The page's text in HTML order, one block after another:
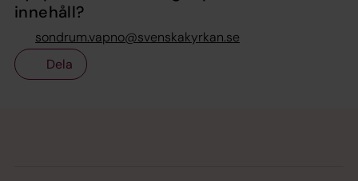
innehåll?
sondrum.vapno@svenskakyrkan.se
Dela